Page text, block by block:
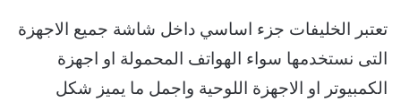
تعتبر الخليفات جزء اساسي داخل شاشة جميع الاجهزة
التى نستخدمها سواء الهواتف المحمولة او اجهزة
الكمبيوتر او الاجهزة اللوحية واجمل ما يميز شكل